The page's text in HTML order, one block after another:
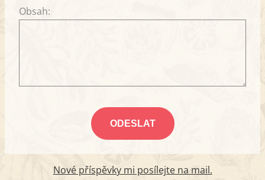
Obsah:
Nové příspěvky mi posílejte na mail.